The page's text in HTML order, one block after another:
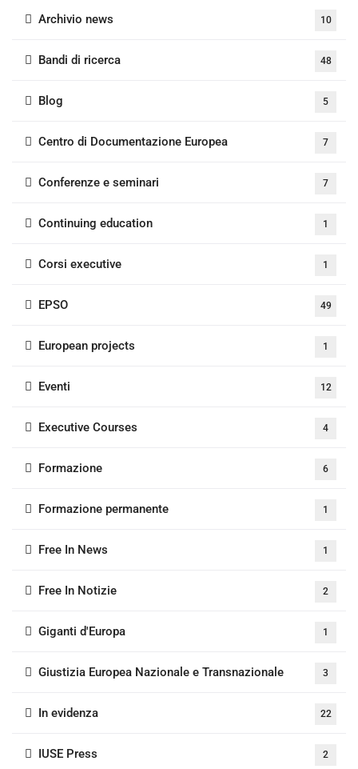
Archivio news 10
Bandi di ricerca 48
Blog 5
Centro di Documentazione Europea 7
Conferenze e seminari 7
Continuing education 1
Corsi executive 1
EPSO 49
European projects 1
Eventi 12
Executive Courses 4
Formazione 6
Formazione permanente 1
Free In News 1
Free In Notizie 2
Giganti d'Europa 1
Giustizia Europea Nazionale e Transnazionale 3
In evidenza 22
IUSE Press 2